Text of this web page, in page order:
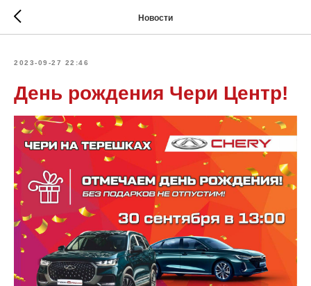
Новости
2023-09-27 22:46
День рождения Чери Центр!